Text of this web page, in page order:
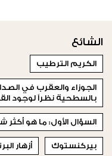
الشائع
الكريم الترطيب
الجوزاء والعقرب في
بالسطحية نظراً لوجود
السؤال الأول: ما هو
بيركنستوك أزهار